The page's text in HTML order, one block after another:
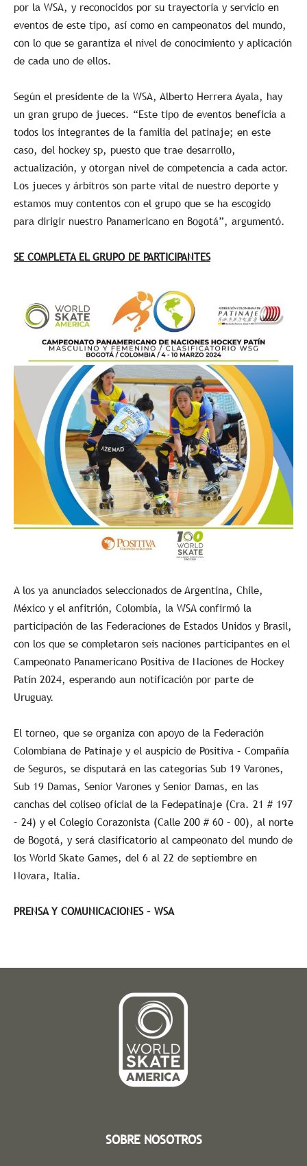
por la WSA, y reconocidos por su trayectoria y servicio en
eventos de este tipo, así como en campeonatos del mundo,
con lo que se garantiza el nivel de conocimiento y aplicación
de cada uno de ellos.
Según el presidente de la WSA, Alberto Herrera Ayala, hay
un gran grupo de jueces. “Este tipo de eventos beneficia a
todos los integrantes de la familia del patinaje; en este
caso, del hockey sp, puesto que trae desarrollo,
actualización, y otorgan nivel de competencia a cada actor.
Los jueces y árbitros son parte vital de nuestro deporte y
estamos muy contentos con el grupo que se ha escogido
para dirigir nuestro Panamericano en Bogotá”, argumentó.
SE COMPLETA EL GRUPO DE PARTICIPANTES
A los ya anunciados seleccionados de Argentina, Chile,
México y el anfitrión, Colombia, la WSA confirmó la
participación de las Federaciones de Estados Unidos y Brasil,
con los que se completaron seis naciones participantes en el
Campeonato Panamericano Positiva de Naciones de Hockey
Patín 2024, esperando aun notificación por parte de
Uruguay.
El torneo, que se organiza con apoyo de la Federación
Colombiana de Patinaje y el auspicio de Positiva – Compañía
de Seguros, se disputará en las categorías Sub 19 Varones,
Sub 19 Damas, Senior Varones y Senior Damas, en las
canchas del coliseo oficial de la Fedepatinaje (Cra. 21 # 197
– 24) y el Colegio Corazonista (Calle 200 # 60 – 00), al norte
de Bogotá, y será clasificatorio al campeonato del mundo de
los World Skate Games, del 6 al 22 de septiembre en
Novara, Italia.
PRENSA Y COMUNICACIONES – WSA
SOBRE NOSOTROS